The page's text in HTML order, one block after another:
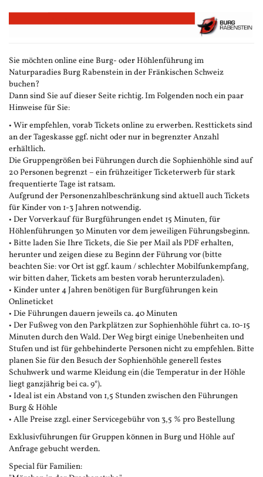
Zum
Haupt-
Sie möchten online eine Burg- oder Höhlenführung im
Naturparadies Burg Rabenstein in der Fränkischen Schweiz
buchen?
Dann sind Sie auf dieser Seite richtig. Im Folgenden noch ein paar
Hinweise für Sie:
• Wir empfehlen, vorab Tickets online zu erwerben. Resttickets sind
an der Tageskasse ggf. nicht oder nur in begrenzter Anzahl
erhältlich.
Die Gruppengrößen bei Führungen durch die Sophienhöhle sind auf
20 Personen begrenzt – ein frühzeitiger Ticketerwerb für stark
frequentierte Tage ist ratsam.
Aufgrund der Personenzahlbeschränkung sind aktuell auch Tickets
für Kinder von 1-3 Jahren notwendig.
• Der Vorverkauf für Burgführungen endet 15 Minuten, für
Höhlenführungen 30 Minuten vor dem jeweiligen Führungsbeginn.
• Bitte laden Sie Ihre Tickets, die Sie per Mail als PDF erhalten,
herunter und zeigen diese zu Beginn der Führung vor (bitte
beachten Sie: vor Ort ist ggf. kaum / schlechter Mobilfunkempfang,
wir bitten daher, Tickets am besten vorab herunterzuladen).
• Kinder unter 4 Jahren benötigen für Burgführungen kein
Onlineticket
• Die Führungen dauern jeweils ca. 40 Minuten
• Der Fußweg von den Parkplätzen zur Sophienhöhle führt ca. 10-15
Minuten durch den Wald. Der Weg birgt einige Unebenheiten und
Stufen und ist für gehbehinderte Personen nicht zu empfehlen. Bitte
planen Sie für den Besuch der Sophienhöhle generell festes
Schuhwerk und warme Kleidung ein (die Temperatur in der Höhle
liegt ganzjährig bei ca. 9°).
• Ideal ist ein Abstand von 1,5 Stunden zwischen den Führungen
Burg & Höhle
• Alle Preise zzgl. einer Servicegebühr von 3,5 % pro Bestellung
Exklusivführungen für Gruppen können in Burg und Höhle auf
Anfrage gebucht werden.
Special für Familien: